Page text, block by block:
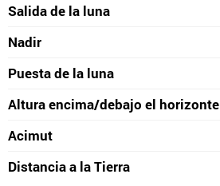
Salida de la luna
Nadir
Puesta de la luna
Altura encima/debajo el horizonte
Acimut
Distancia a la Tierra